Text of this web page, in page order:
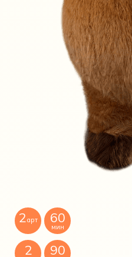
2арт 60
мин
2 90